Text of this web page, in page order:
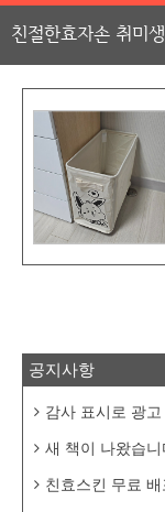
친절한효자손 취미
공지사항
감사 표시로 광
새 책이 나왔습니
친효스킨 무료